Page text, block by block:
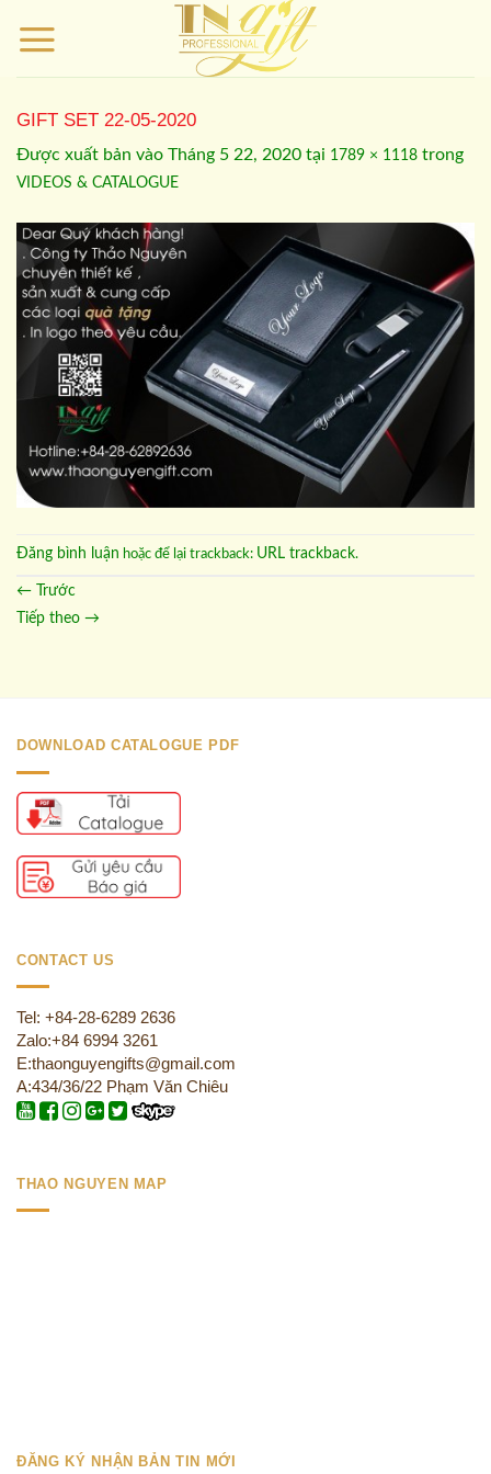
qua
GIFT SET 22-05-2020
Được xuất bản vào Tháng 5 22, 2020 tại 1789 × 1118 trong
VIDEOS & CATALOGUE
Đăng bình luận hoặc để lại trackback: URL trackback.
← Trước
Tiếp theo →
DOWNLOAD CATALOGUE PDF
CONTACT US
Tel: +84-28-6289 2636
Zalo:+84 6994 3261
E:thaonguyengifts@gmail.com
A:434/36/22 Phạm Văn Chiêu
THAO NGUYEN MAP
ĐĂNG KÝ NHẬN BẢN TIN MỚI